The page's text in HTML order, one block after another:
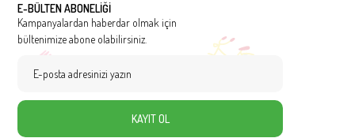
E-BÜLTEN ABONELİĞİ
Kampanyalardan haberdar olmak için
bültenimize abone olabilirsiniz.
KAYIT OL